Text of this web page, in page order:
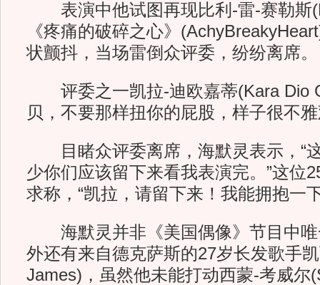
表演中他试图再现比利-雷-赛勒斯
《疼痛的破碎之心》
状颤抖，当场雷倒众评委，纷纷离席。
评委之一凯拉-迪欧嘉蒂(Kara Dio
贝，不要那样扭你的屁股，样子很不雅
目睹众评委离席，海默灵表示，“
少你们应该留下来看我表演完。”这位
求称，“凯拉，请留下来！我能拥抱一
海默灵并非《美国偶像》节目中唯
外还有来自德克萨斯的27岁长发歌手
James)，虽然他未能打动西蒙-考威尔